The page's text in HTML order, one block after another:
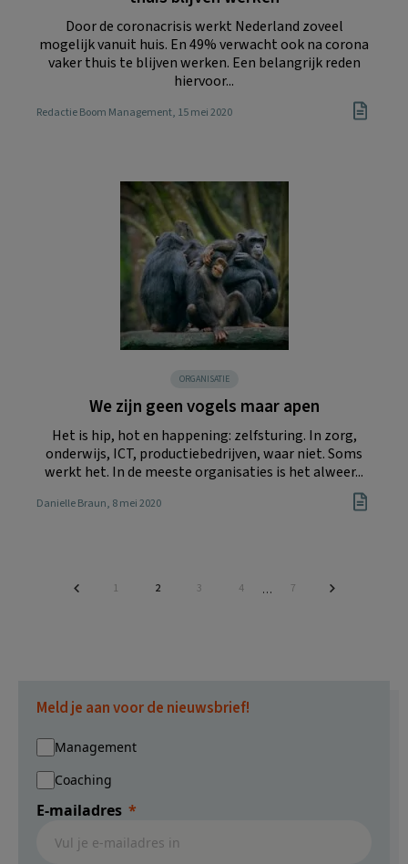
Door de coronacrisis werkt Nederland zoveel
mogelijk vanuit huis. En 49% verwacht ook na corona
vaker thuis te blijven werken. Een belangrijk reden
hiervoor...
Redactie Boom Management, 15 mei 2020
ORGANISATIE
We zijn geen vogels maar apen
Het is hip, hot en happening: zelfsturing. In zorg,
onderwijs, ICT, productiebedrijven, waar niet. Soms
werkt het. In de meeste organisaties is het alweer...
Danielle Braun, 8 mei 2020
Pagina
1 Pagina
2 Pagina
3 Pagina
4
Interim
… Pagina
7
Meld je aan voor de nieuwsbrief!
Management
Coaching
E-mailadres